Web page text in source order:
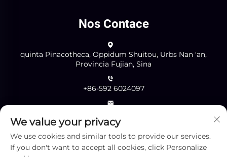
Nos Contace
quinta Pinacotheca, Oppidum Shuitou, Urbs Nan 'an,
Provincia Fujian, Sina
+86-592 6024097
Mitte
We value your privacy
We use cookies and similar tools to provide our services.
If you don't want to accept all cookies, click Personalize